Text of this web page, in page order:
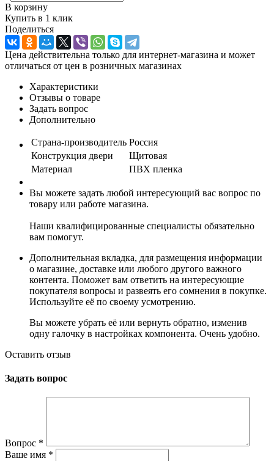
В корзину
Купить в 1 клик
Поделиться
Цена действительна только для интернет-магазина и может
отличаться от цен в розничных магазинах
Характеристики
Отзывы о товаре
Задать вопрос
Дополнительно
Страна-производитель Россия
Конструкция двери
Щитовая
Материал
ПВХ пленка
Вы можете задать любой интересующий вас вопрос по
товару или работе магазина.
Наши квалифицированные специалисты обязательно
вам помогут.
Дополнительная вкладка, для размещения информации
о магазине, доставке или любого другого важного
контента. Поможет вам ответить на интересующие
покупателя вопросы и развеять его сомнения в покупке.
Используйте её по своему усмотрению.
Вы можете убрать её или вернуть обратно, изменив
одну галочку в настройках компонента. Очень удобно.
Оставить отзыв
Задать вопрос
Вопрос *
Ваше имя *